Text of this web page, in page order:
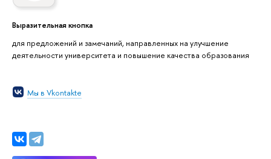
Выразительная кнопка
для предложений и замечаний, направленных на улучшение
деятельности университета и повышение качества образования
Мы в Vkontakte